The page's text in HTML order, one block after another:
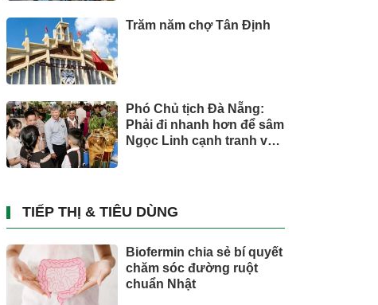
Trăm năm chợ Tân Định
Phó Chủ tịch Đà Nẵng:
Phải đi nhanh hơn để sâm
Ngọc Linh cạnh tranh với
TIẾP THỊ & TIÊU DÙNG
Biofermin chia sẻ bí quyết
chăm sóc đường ruột
chuẩn Nhật